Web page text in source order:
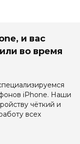
и вас
во время
iPhone. Наши
чёткий и
всех